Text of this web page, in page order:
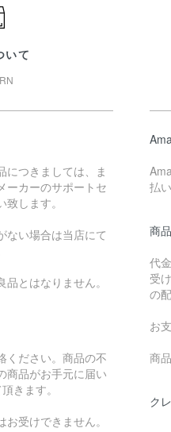
いて
につきましては、ま
ーカーのサポートセ
します。
ない場合は当店にて
とはなりません。
ください。商品の不
商品がお手元に届い
きます。
受けできません。
払
商
代
受
の
お
商
ク